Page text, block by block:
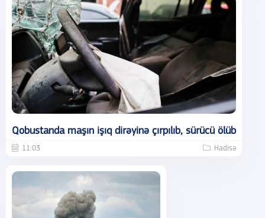
Qobustanda maşın işıq dirəyinə çırpılıb, sürücü ölüb
11:03 Hadisə